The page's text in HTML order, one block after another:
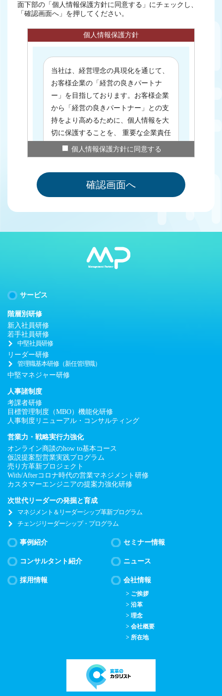
面下部の「個人情報保護方針に同意する」にチェックし、
「確認画面へ」を押してください。
個人情報保護方針
当社は、経営理念の具現化を通じて、
お客様企業の「経営の良きパートナ
ー」を目指しております。お客様企業
から「経営の良きパートナー」との支
持をより高めるために、個人情報を大
切に保護することを、 重要な企業責任
の一つとして認識し、業務において個
人情報を取り扱う場合には、個人情報
めに定めた社内規程を、 全ての役員、
が必要な場合には、お客様にその個人
情報の利用目的をお知らせし、かかる
たしません。
・個人情報の第三者への提供について
当社は、お客様からご同意をいただい
を受けた場合を除き、ご提供いただい
たお客様の個人情報を第三者に預託、
提供いたしません。また、お客様のご
同意をいただいた場合でも、当社以外
の第三者に個人情報を開示、預託、お
よび提供する場合は、当該第三者と個
人情報の保護に関する取り決めを行
い、個人情報保護に万全を期するよう
努めます。
当社は、お客様からお預かりした個人
情報を、紛失、破壊、社外への不正な
するために、社内規程を整備し合理的
な安全対策を講じます。なお、利用目
的が達成され、継続して個人情報を保
管する必要がなくなったと判断した場
合、お客様の個人情報を消去する場合
・個人情報に関するお客様からのお問
い合わせ等について
当社は、お客様から、当社が管理する
個人情報保護方針に同意する
サービス
階層別研修
新入社員研修
若手社員研修
中堅社員研修
リーダー研修
管理職基本研修（新任管理職）
中堅マネジャー研修
人事諸制度
考課者研修
目標管理制度（MBO）機能化研修
人事制度リニューアル・コンサルティング
営業力・戦略実行力強化
オンライン商談のhow to基本コース
仮説提案型営業実践プログラム
売り方革新プロジェクト
With/Afterコロナ時代の営業マネジメント研修
カスタマーエンジニアの提案力強化研修
次世代リーダーの発掘と育成
マネジメント＆リーダーシップ革新プログラム
チェンジリーダーシップ・プログラム
事例紹介 セミナー情報
コンサルタント紹介 ニュース
採用情報 会社情報
> ご挨拶
> 沿革
> 理念
> 会社概要
> 所在地